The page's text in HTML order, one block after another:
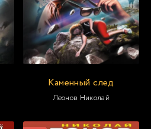
Каменный след
Леонов Николай